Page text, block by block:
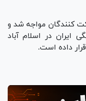
کنندگان مواجه شد و
ایران در اسلام آباد
داده است.